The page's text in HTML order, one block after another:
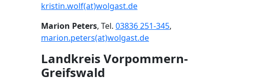
kristin.wolf(at)wolgast.de
Marion Peters, Tel. 03836 251-345,
marion.peters(at)wolgast.de
Landkreis Vorpommern-
Greifswald